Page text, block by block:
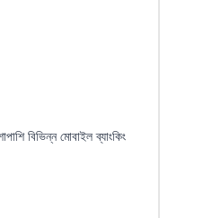
বিভিন্ন মোবাইল ব্যাংকিং